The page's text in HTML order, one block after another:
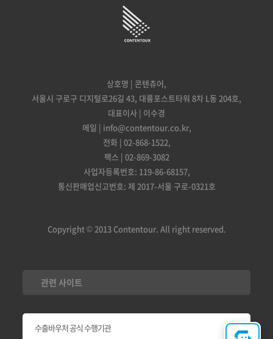
상호명 | 콘텐츄어,
서울시 구로구 디지털로26길 43, 대륭포스트타워 8차 L동 204호,
대표이사 | 이수경
메일 | info@contentour.co.kr,
전화 | 02-868-1522,
팩스 | 02-869-3082
사업자등록번호: 119-86-68157,
통신판매업신고번호: 제 2017-서울 구로-0321호
Copyright © 2013 Contentour. All right reserved.
관련 사이트
수출바우처 공식 수행기관